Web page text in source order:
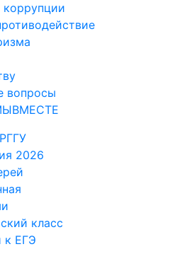
вопросы
2026
класс
к ЕГЭ